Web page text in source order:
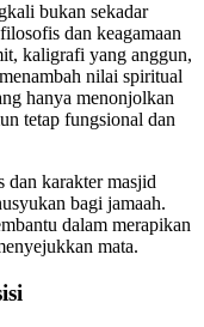
bukan sekadar
dan keagamaan
kaligrafi yang anggun,
nilai spiritual
hanya menonjolkan
tetap fungsional dan
karakter masjid
bagi jamaah.
dalam merapikan
mata.